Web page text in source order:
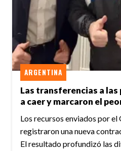
Las transferencias a
a caer y marcaron el
ARGENTINA
Los recursos enviados por
registraron una nueva
El resultado profundizó las